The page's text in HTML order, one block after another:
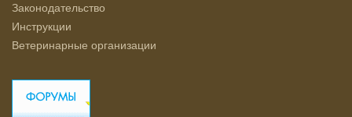
Законодательство
Инструкции
Ветеринарные организации